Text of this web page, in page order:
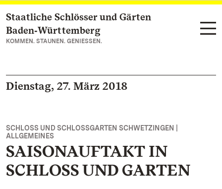
Zum Hauptinhalt springen
Staatliche Schlösser und Gärten
Baden‑Württemberg
KOMMEN. STAUNEN. GENIESSEN.
Dienstag, 27. März 2018
SCHLOSS UND SCHLOSSGARTEN SCHWETZINGEN |
ALLGEMEINES
SAISONAUFTAKT IN
SCHLOSS UND GARTEN